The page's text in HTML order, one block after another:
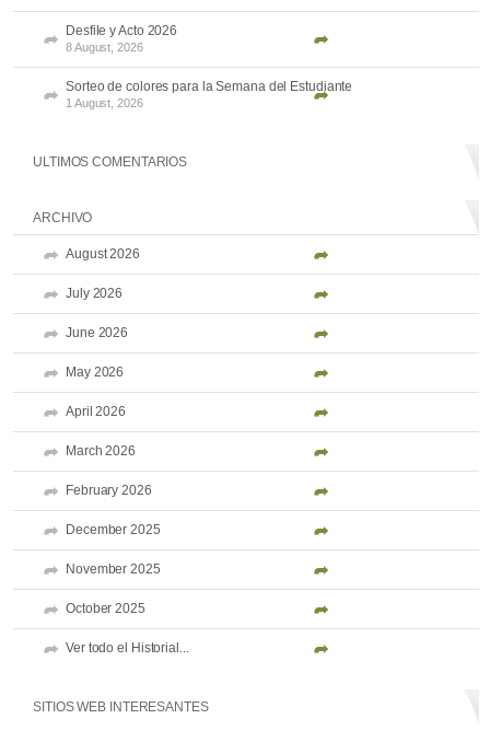
Desfile y Acto 2026
8 August, 2026
Sorteo de colores para la Semana del Estudiante
1 August, 2026
ULTIMOS COMENTARIOS
ARCHIVO
August 2026
July 2026
June 2026
May 2026
April 2026
March 2026
February 2026
December 2025
November 2025
October 2025
Ver todo el Historial...
SITIOS WEB INTERESANTES